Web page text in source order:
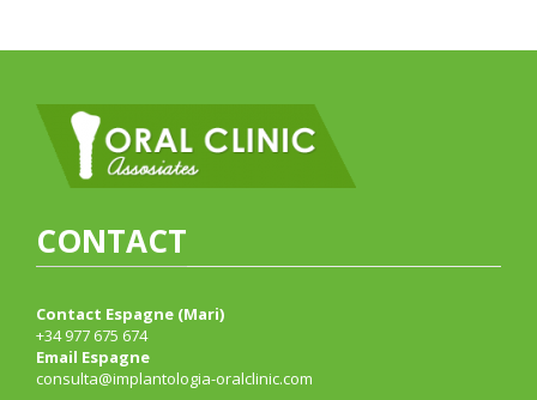
CONTACT
Contact Espagne (Mari)
+34 977 675 674
Email Espagne
consulta@implantologia-oralclinic.com